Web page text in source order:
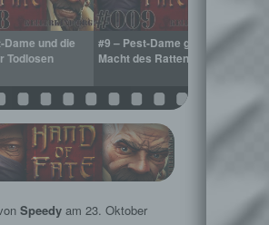
Dame und die
Todlosen
#9 – Pest-Dame gegen die
Macht des Rattenfängers
Speedy am 23. Oktober